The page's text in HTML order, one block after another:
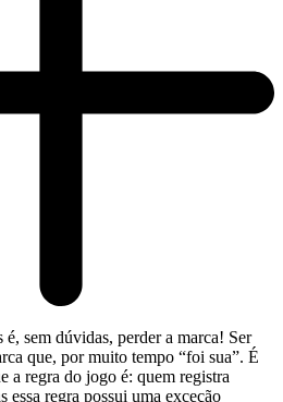
sem dúvidas, perder a marca! Ser
que, por muito tempo “foi sua”. É
a regra do jogo é: quem registra
essa regra possui uma exceção